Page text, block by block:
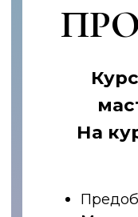
© Школа
ИНН
Правила
Договор
Сведения об